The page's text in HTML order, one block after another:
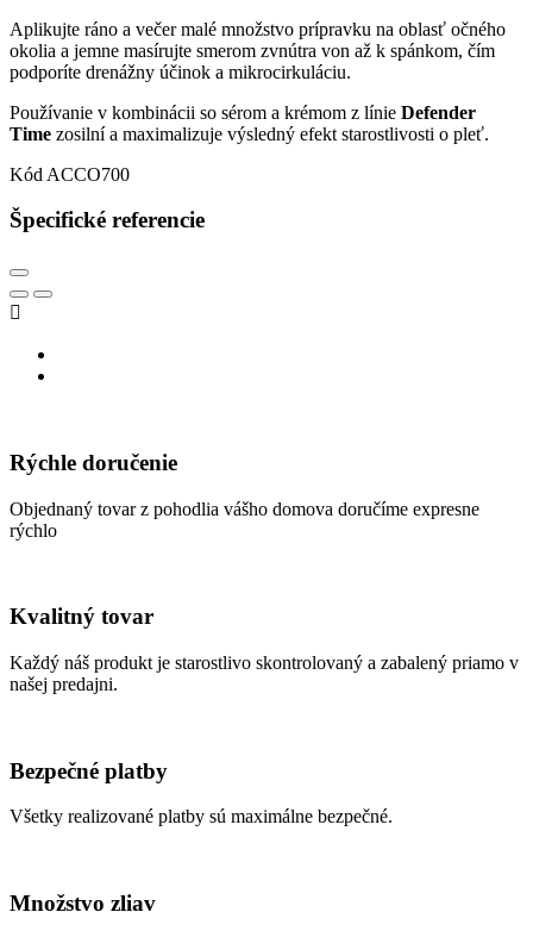
Aplikujte ráno a večer malé množstvo prípravku na oblasť očného
okolia a jemne masírujte smerom zvnútra von až k spánkom, čím
podporíte drenážny účinok a mikrocirkuláciu.
Používanie v kombinácii so sérom a krémom z línie Defender
Time zosilní a maximalizuje výsledný efekt starostlivosti o pleť.
Kód ACCO700
Špecifické referencie

Rýchle doručenie
Objednaný tovar z pohodlia vášho domova doručíme expresne
rýchlo
Kvalitný tovar
Každý náš produkt je starostlivo skontrolovaný a zabalený priamo v
našej predajni.
Bezpečné platby
Všetky realizované platby sú maximálne bezpečné.
Množstvo zliav